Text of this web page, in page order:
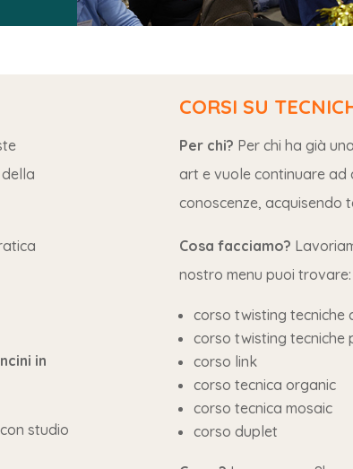
in
studio
CORSI SU
Per chi? Per chi ha già
art e vuole continuare ad
conoscenze, acquisendo
Cosa facciamo?
nostro menu puoi trovare:
corso twisting tecniche
corso twisting tecniche
corso link
corso tecnica organic
corso tecnica mosaic
corso duplet